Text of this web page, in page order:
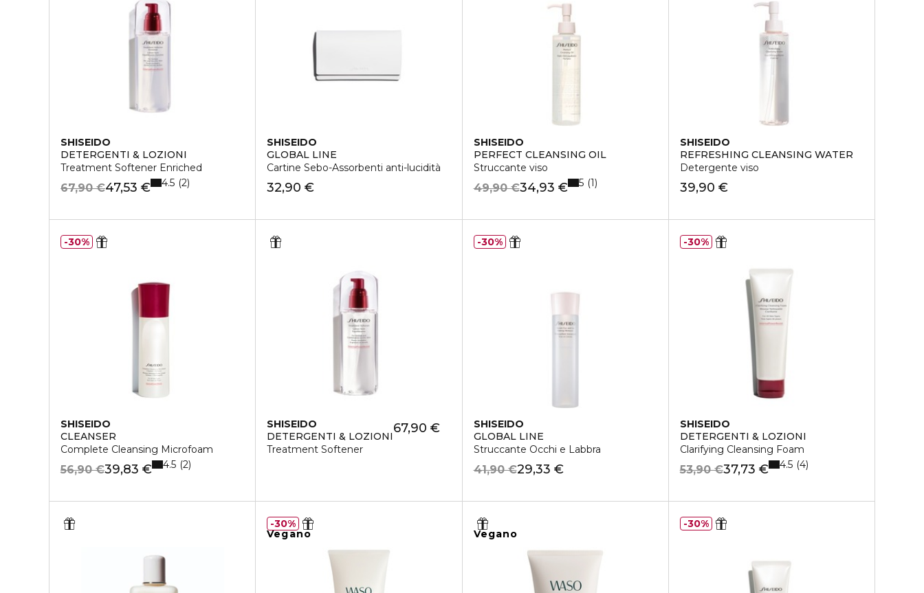
SHISEIDO
DETERGENTI & LOZIONI
Treatment Softener Enriched
47,53 €
67,90 € 4.5 2
SHISEIDO
GLOBAL LINE
Cartine Sebo-Assorbenti anti-lucidità
32,90 €
SHISEIDO
PERFECT CLEANSING OIL
Struccante viso
34,93 €
49,90 € 5 1
SHISEIDO
REFRESHING CLEANSING WATER
Detergente viso
39,90 €
SHISEIDO
CLEANSER
Complete Cleansing Microfoam
39,83 €
56,90 € 4.5 2
30%
SHISEIDO
DETERGENTI & LOZIONI
Treatment Softener
67,90 €
SHISEIDO
GLOBAL LINE
Struccante Occhi e Labbra
29,33 €
41,90 €
30%
SHISEIDO
DETERGENTI & LOZIONI
Clarifying Cleansing Foam
37,73 €
53,90 € 4.5 4
30%
Vegano
30%
Vegano
30%